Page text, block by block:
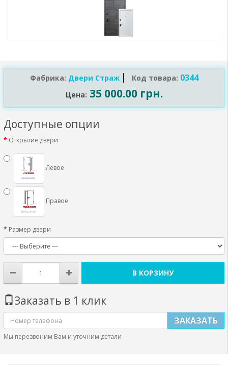
Фабрика: Двери Страж Код товара: 0344
Цена: 35 000.00 грн.
Доступные опции
Открытие двери
Левое
Правое
Размер двери
В КОРЗИНУ
Заказать в 1 клик
ЗАКАЗАТЬ
Мы перезвоним Вам и уточним детали